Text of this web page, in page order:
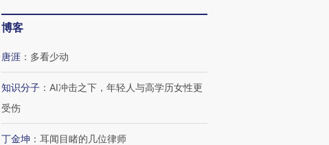
博客
唐涯 ： 多看少动
知识分子 ： AI冲击之下，年轻人与高学历女性更
受伤
丁金坤 ： 耳闻目睹的几位律师